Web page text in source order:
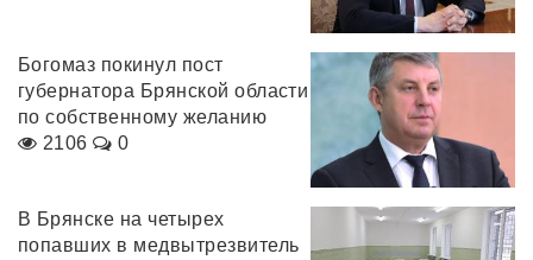
Богомаз покинул пост
губернатора Брянской области
по собственному желанию
2106
0
В Брянске на четырех
попавших в медвытрезвитель